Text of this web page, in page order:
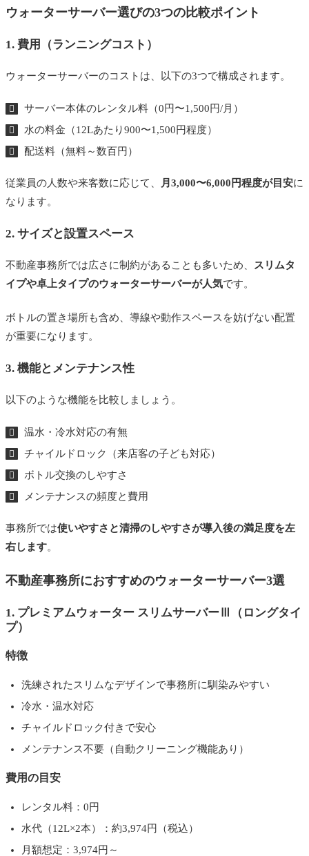
る際の注意点とアドバイス
まとめ：信頼感と働きやすさを両立するウォーター
ウォーターサーバー選びの3つの比較ポイント
1. 費用（ランニングコスト）
ウォーターサーバーのコストは、以下の3つで構成されます。
サーバー本体のレンタル料（0円〜1,500円/月）
水の料金（12Lあたり900〜1,500円程度）
配送料（無料～数百円）
従業員の人数や来客数に応じて、 月3,000〜6,000円程度が目安に
なります。
2. サイズと設置スペース
不動産事務所では広さに制約があることも多いため、 スリムタ
イプや卓上タイプのウォーターサーバーが人気です。
ボトルの置き場所も含め、導線や動作スペースを妨げない配置
が重要になります。
3. 機能とメンテナンス性
以下のような機能を比較しましょう。
温水・冷水対応の有無
チャイルドロック（来店客の子ども対応）
ボトル交換のしやすさ
メンテナンスの頻度と費用
事務所では使いやすさと清掃のしやすさが導入後の満足度を左
右します。
不動産事務所におすすめのウォーターサーバー3選
1. プレミアムウォーター スリムサーバーⅢ（ロングタイ
プ）
特徴
洗練されたスリムなデザインで事務所に馴染みやすい
冷水・温水対応
チャイルドロック付きで安心
メンテナンス不要（自動クリーニング機能あり）
費用の目安
レンタル料：0円
水代（12L×2本）：約3,974円（税込）
月額想定：3,974円～